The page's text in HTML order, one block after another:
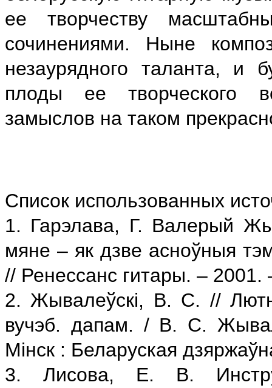
ее творчеству
сочинениями. Ныне
незаурядного таланта, и
плоды ее творческого
замыслов на таком
Список использованных
1. Гарэлава, Г. Валерый
мяне – як дзве асноўныя
// Ренессанс гитары. –
2. Жывалеўскі, В. С. //
вучэб. дапам. / В. С.
Мінск : Беларуская
3. Лисова, Е. В.